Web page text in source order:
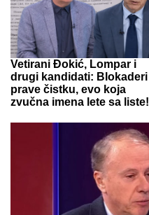
Vetirani Đokić, Lompar i
drugi kandidati: Blokaderi
prave čistku, evo koja
zvučna imena lete sa liste!